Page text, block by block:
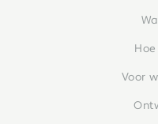
Voor